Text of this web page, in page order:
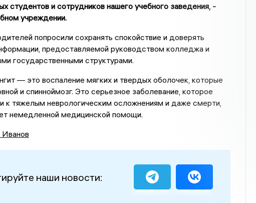
студентов и сотрудников нашего учебного заведения, -
учреждении.
попросили сохранять спокойствие и доверять
предоставляемой руководством колледжа и
государственными структурами.
— это воспаление мягких и твердых оболочек, которые
и спинноймозг. Это серьезное заболевание, которое
к тяжелым неврологическим осложнениям и даже смерти,
немедленной медицинской помощи.
наши новости: